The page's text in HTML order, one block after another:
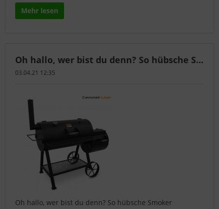
Mehr lesen
Oh hallo, wer bist du denn? So hübsche S...
03.04.21 12:35
Oh hallo, wer bist du denn? So hübsche Smoker